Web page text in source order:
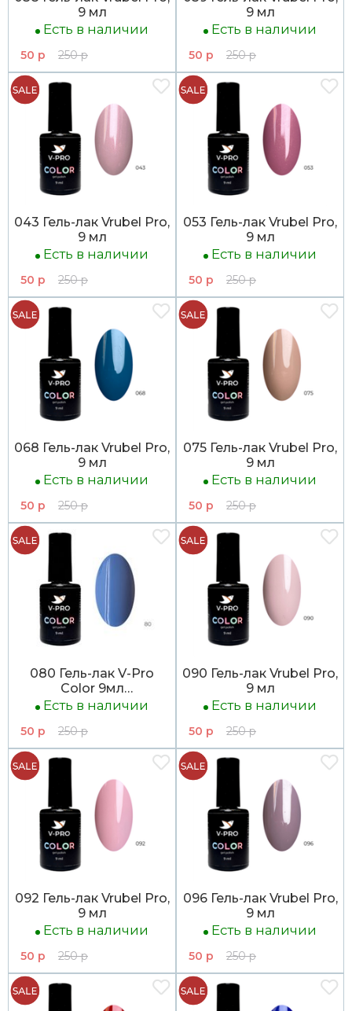
9 мл
Есть в наличии
50 р 250 р
9 мл
Есть в наличии
50 р 250 р
043 Гель-лак Vrubel Pro,
9 мл
Есть в наличии
50 р 250 р
053 Гель-лак Vrubel Pro,
9 мл
Есть в наличии
50 р 250 р
068 Гель-лак Vrubel Pro,
9 мл
Есть в наличии
50 р 250 р
075 Гель-лак Vrubel Pro,
9 мл
Есть в наличии
50 р 250 р
080 Гель-лак V-Pro
Color 9мл
ЛИКВИДАЦИЯ
Есть в наличии
50 р 250 р
090 Гель-лак Vrubel Pro,
9 мл
Есть в наличии
50 р 250 р
092 Гель-лак Vrubel Pro,
9 мл
Есть в наличии
50 р 250 р
096 Гель-лак Vrubel Pro,
9 мл
Есть в наличии
50 р 250 р